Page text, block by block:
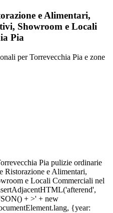
e Alimentari,
Showroom e Locali
Pia
per Torrevecchia Pia e zone